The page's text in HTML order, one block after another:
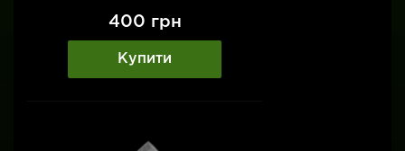
400 грн
Купити